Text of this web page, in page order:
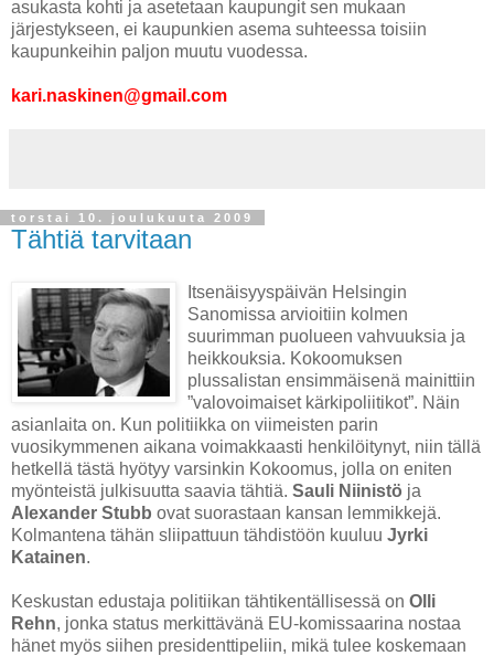
asukasta kohti ja asetetaan kaupungit sen mukaan
järjestykseen, ei kaupunkien asema suhteessa toisiin
kaupunkeihin paljon muutu vuodessa.
kari.naskinen@gmail.com
torstai 10. joulukuuta 2009
Tähtiä tarvitaan
Itsenäisyyspäivän Helsingin
Sanomissa arvioitiin kolmen
suurimman puolueen vahvuuksia ja
heikkouksia. Kokoomuksen
plussalistan ensimmäisenä mainittiin
”valovoimaiset kärkipoliitikot”. Näin
asianlaita on. Kun politiikka on viimeisten parin
vuosikymmenen aikana voimakkaasti henkilöitynyt, niin tällä
hetkellä tästä hyötyy varsinkin Kokoomus, jolla on eniten
myönteistä julkisuutta saavia tähtiä. Sauli Niinistö ja
Alexander Stubb ovat suorastaan kansan lemmikkejä.
Kolmantena tähän sliipattuun tähdistöön kuuluu Jyrki
Katainen.
Keskustan edustaja politiikan tähtikentällisessä on Olli
Rehn, jonka status merkittävänä EU-komissaarina nostaa
hänet myös siihen presidenttipeliin, mikä tulee koskemaan